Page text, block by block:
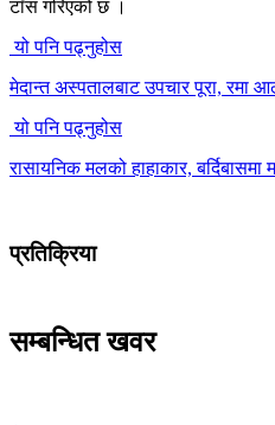
टाँस गरिएको छ ।
यो पनि पढ्नुहोस
मेदान्त अस्पतालबाट उपचार पूरा, रमा
यो पनि पढ्नुहोस
रासायनिक मलको हाहाकार,
प्रतिक्रिया
सम्बन्धित खवर